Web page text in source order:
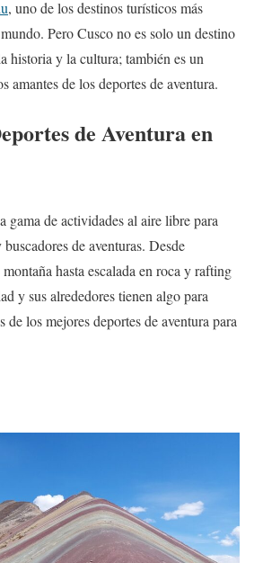
, uno de los destinos turísticos más
Pero Cusco no es solo un destino
historia y la cultura; también es un
amantes de los deportes de aventura.
de Aventura en
gama de actividades al aire libre para
de aventuras. Desde
hasta escalada en roca y rafting
y sus alrededores tienen algo para
de los mejores deportes de aventura para